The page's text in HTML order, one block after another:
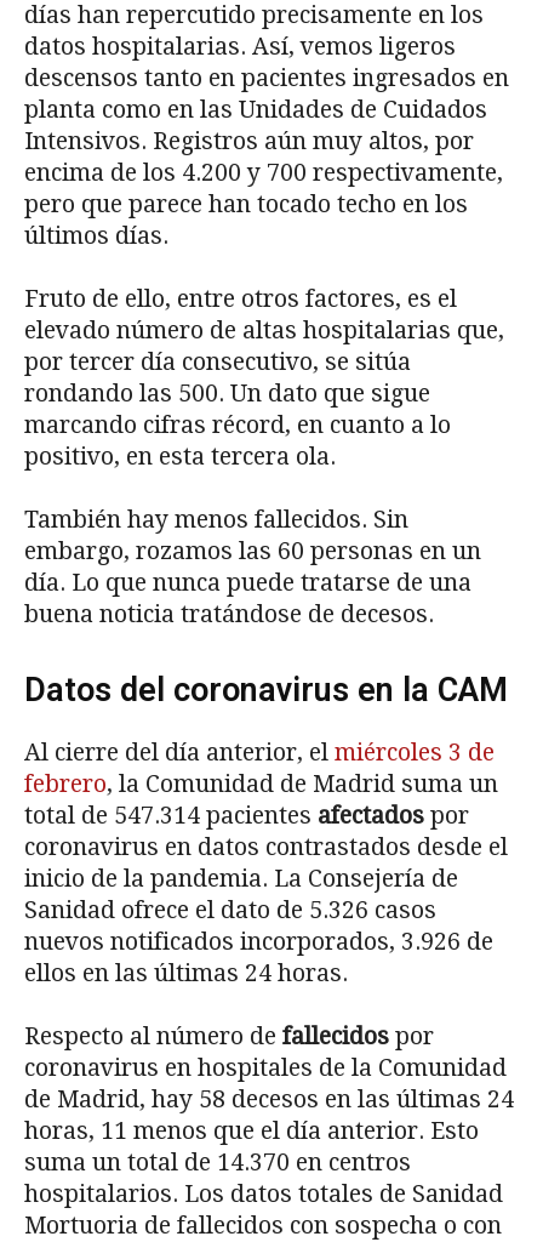
días han repercutido precisamente en los
datos hospitalarias. Así, vemos ligeros
descensos tanto en pacientes ingresados en
planta como en las Unidades de Cuidados
Intensivos. Registros aún muy altos, por
encima de los 4.200 y 700 respectivamente,
pero que parece han tocado techo en los
últimos días.
Fruto de ello, entre otros factores, es el
elevado número de altas hospitalarias que,
por tercer día consecutivo, se sitúa
rondando las 500. Un dato que sigue
marcando cifras récord, en cuanto a lo
positivo, en esta tercera ola.
También hay menos fallecidos. Sin
embargo, rozamos las 60 personas en un
día. Lo que nunca puede tratarse de una
buena noticia tratándose de decesos.
Datos del coronavirus en la CAM
Al cierre del día anterior, el miércoles 3 de
febrero, la Comunidad de Madrid suma un
total de 547.314 pacientes afectados por
coronavirus en datos contrastados desde el
inicio de la pandemia. La Consejería de
Sanidad ofrece el dato de 5.326 casos
nuevos notificados incorporados, 3.926 de
ellos en las últimas 24 horas.
Respecto al número de fallecidos por
coronavirus en hospitales de la Comunidad
de Madrid, hay 58 decesos en las últimas 24
horas, 11 menos que el día anterior. Esto
suma un total de 14.370 en centros
hospitalarios. Los datos totales de Sanidad
Mortuoria de fallecidos con sospecha o con